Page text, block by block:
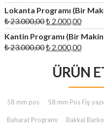
fiyat:
₺ 39.000,00. fiyat:
₺
Lokanta Programı (Bir
₺23.000,00Orijinal
fiyat:
₺ 23.000,00.
₺2.000,00Şu
andaki
fiyat:
₺
Kantin Programı (Bir
₺23.000,00Orijinal
₺ 23.000,00.
₺2.000,00Şu
fiyat:
₺
ÜRÜN
58 mm pos 58 mm Pos Fiş
Baharat Programı Bakkal